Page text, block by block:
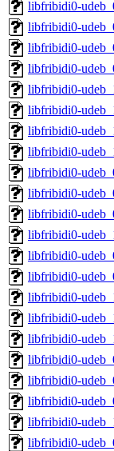
libfribidi0-
libfribidi0-
libfribidi0-
libfribidi0-
libfribidi0-
libfribidi0-
libfribidi0-
libfribidi0-
libfribidi0-
libfribidi0-
libfribidi0-
libfribidi0-
libfribidi0-
libfribidi0-
libfribidi0-
libfribidi0-
libfribidi0-
libfribidi0-
libfribidi0-
libfribidi0-
libfribidi0-
libfribidi0-